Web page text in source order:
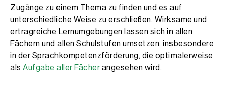
Zugänge zu einem Thema zu finden und es auf
unterschiedliche Weise zu erschließen. Wirksame und
ertragreiche Lernumgebungen lassen sich in allen
Fächern und allen Schulstufen umsetzen. insbesondere
in der Sprachkompetenzförderung, die optimalerweise
als Aufgabe aller Fächer angesehen wird.